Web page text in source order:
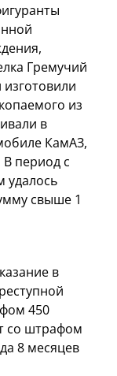
Гремучий
из
в
КамАЗ,
период с
удалось
свыше 1
в
450
со штрафом
8 месяцев